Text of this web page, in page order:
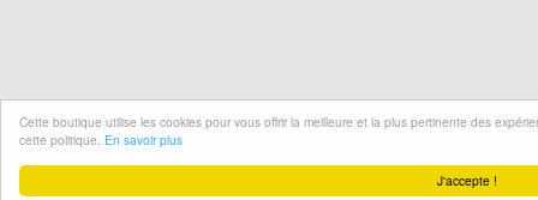
J'accepte !
Cette boutique utilise les cookies pour vous offrir la meilleure et la plus pertinente des
cette politique. En savoir plus